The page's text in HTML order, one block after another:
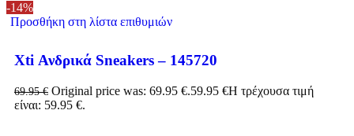
-14%
Προσθήκη στη λίστα επιθυμιών
Xti Ανδρικά Sneakers – 145720
69.95€ Original price was: 69.95 €.59.95 €Η τρέχουσα τιμή
είναι: 59.95 €.